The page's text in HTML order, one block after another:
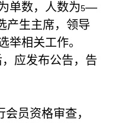
单数，人数为5—
产生主席，领导
举相关工作。
应发布公告，告
员资格审查，